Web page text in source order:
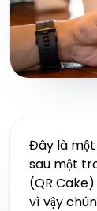
Đây là
sau một
(QR
vì vậy